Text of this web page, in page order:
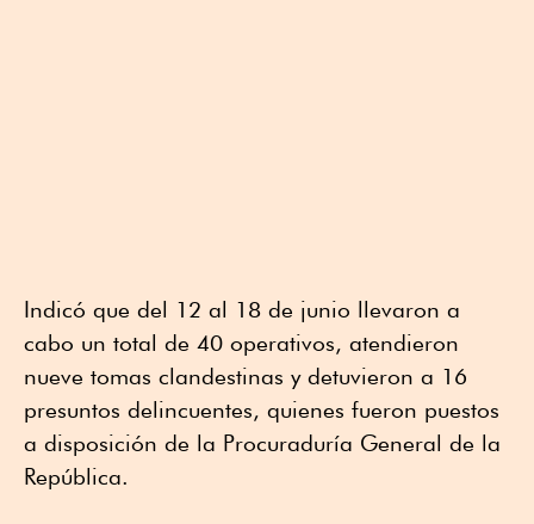
Indicó que del 12 al 18 de junio llevaron a
cabo un total de 40 operativos, atendieron
nueve tomas clandestinas y detuvieron a 16
presuntos delincuentes, quienes fueron puestos
a disposición de la Procuraduría General de la
República.